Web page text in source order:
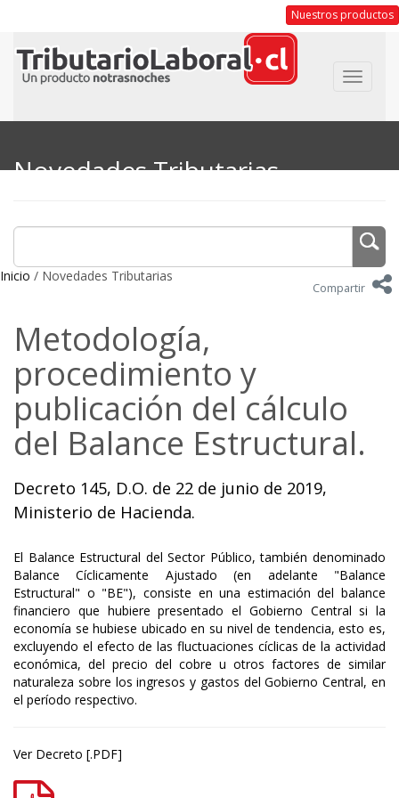
Nuestros productos
Toggle
Novedades Tributarias
Inicio / Novedades Tributarias
Compartir
Metodología,
procedimiento y
publicación del cálculo
del Balance Estructural.
Decreto 145, D.O. de 22 de junio de 2019,
Ministerio de Hacienda.
El Balance Estructural del Sector Público, también denominado
Balance Cíclicamente Ajustado (en adelante "Balance
Estructural" o "BE"), consiste en una estimación del balance
financiero que hubiere presentado el Gobierno Central si la
economía se hubiese ubicado en su nivel de tendencia, esto es,
excluyendo el efecto de las fluctuaciones cíclicas de la actividad
económica, del precio del cobre u otros factores de similar
naturaleza sobre los ingresos y gastos del Gobierno Central, en
el período respectivo.
Ver Decreto [.PDF]